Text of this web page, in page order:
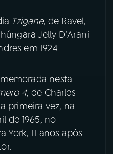
X
Tzigane, de Ravel,
Jelly D’Arani
em 1924
nesta
4, de Charles
primeira vez, na
de 1965, no
York, 11 anos após